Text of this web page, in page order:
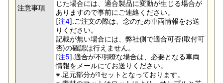
注意事項
じた場合には、適合製品に変動が生じる場合が
ありますので事前にご連絡ください。
[注4].ご注文の際は、念のため車両情報をお送
りください。
記載が無い場合には、弊社側で適合可否(取付可
否)の確認は行えません。
[注5].適合が不明瞭な場合は、必要となる車両
情報をメールにてお送りください。
※.足元部分が1セットとなっております。